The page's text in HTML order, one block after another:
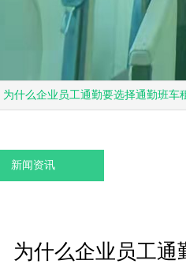
为什么企业员工通勤要选择通勤班车
新闻资讯
为什么企业员工通